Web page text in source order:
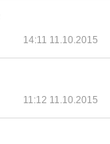
14:11 11.10.2015
11:12 11.10.2015